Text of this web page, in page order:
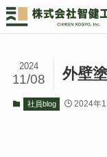
外壁
2024
11/08
社員blog 2024年